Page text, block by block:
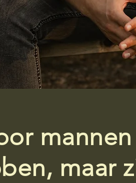
maar